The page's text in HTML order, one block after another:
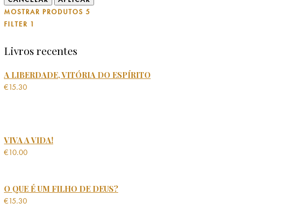
MOSTRAR PRODUTOS 5
FILTER 1
Livros recentes
A LIBERDADE, VITÓRIA DO ESPÍRITO
€15.30
VIVA A VIDA!
€10.00
O QUE É UM FILHO DE DEUS?
€15.30